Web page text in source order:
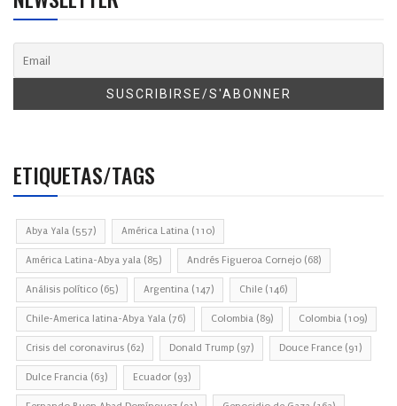
ETIQUETAS/TAGS
Abya Yala (557) América Latina (110)
América Latina-Abya yala (85) Andrés Figueroa Cornejo (68)
Análisis político (65) Argentina (147) Chile (146)
Chile-America latina-Abya Yala (76) Colombia (89) Colombia (109)
Crisis del coronavirus (62) Donald Trump (97) Douce France (91)
Dulce Francia (63) Ecuador (93)